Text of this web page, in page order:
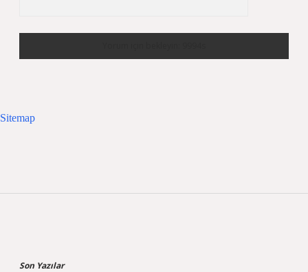
Sitemap
Son Yazılar